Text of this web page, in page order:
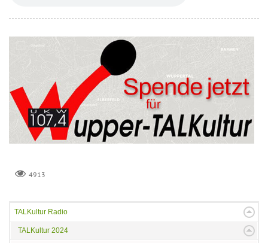
4913
TALKultur Radio
TALKultur 2024